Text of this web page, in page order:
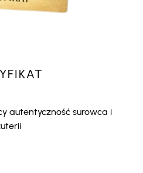
autentyczność surowca i